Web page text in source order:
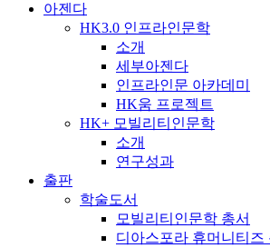
아젠다
HK3.0 인프라인문학
소개
세부아젠다
인프라인문 아카데미
HK움 프로젝트
HK+ 모빌리티인문학
소개
연구성과
출판
학술도서
모빌리티인문학 총서
디아스포라 휴머니티즈